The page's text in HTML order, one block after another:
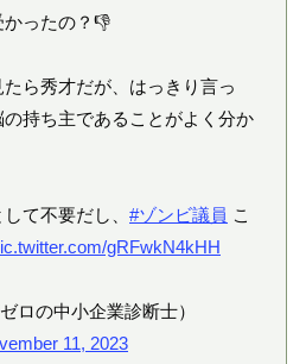
ったの？👎
ら秀才だが、はっきり言っ
持ち主であることがよく分か
て不要だし、 #ゾンビ議員 こ
gRFwkN4kHH
ロの中小企業診断士）
11, 2023